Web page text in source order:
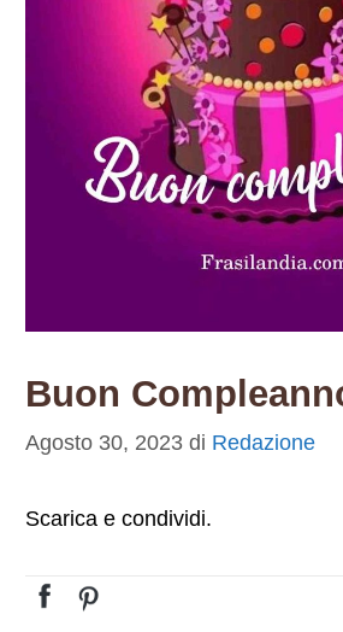
Buon
Agosto 30, 2023 di Redazione
Scarica e condividi.